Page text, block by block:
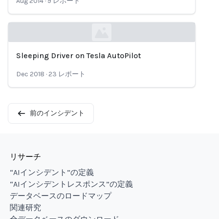
Loading...
Sleeping Driver on Tesla AutoPilot
Dec 2018 · 23 レポート
前のインシデント
リサーチ
“AIインシデント”の定義
“AIインシデントレスポンス”の定義
データベースのロードマップ
関連研究